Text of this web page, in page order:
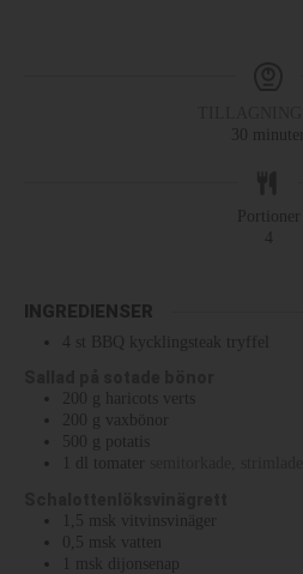
30
minuter
Portioner
4
INGREDIENSER
4 st BBQ kycklingsteak tryffel
200 g
haricots verts
200
g vaxbönor
500
g potatis
dl tomater
1,5 msk vitvinsvinäger
0,5
msk vatten
msk dijonsenap